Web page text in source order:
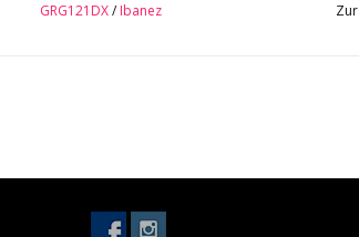
GRG121DX/ Ibanez